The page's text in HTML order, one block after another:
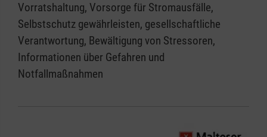
Vorratshaltung, Vorsorge für Stromausfälle,
Selbstschutz gewährleisten, gesellschaftliche
Verantwortung, Bewältigung von Stressoren,
Informationen über Gefahren und
Notfallmaßnahmen